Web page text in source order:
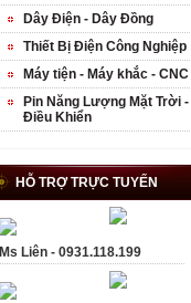
Dây Điện - Dây Đồng
Thiết Bị Điện Công Nghiệp
Máy tiện - Máy khắc - CNC
Pin Năng Lượng Mặt Trời -
Điều Khiển
HỖ TRỢ TRỰC TUYẾN
Ms Liên - 0931.118.199